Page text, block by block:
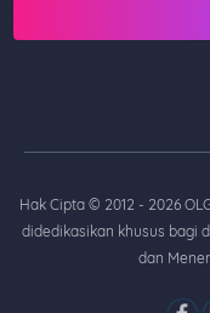
Hak Cipta © 2012 - 2026
didedikasikan khusus bagi
dan